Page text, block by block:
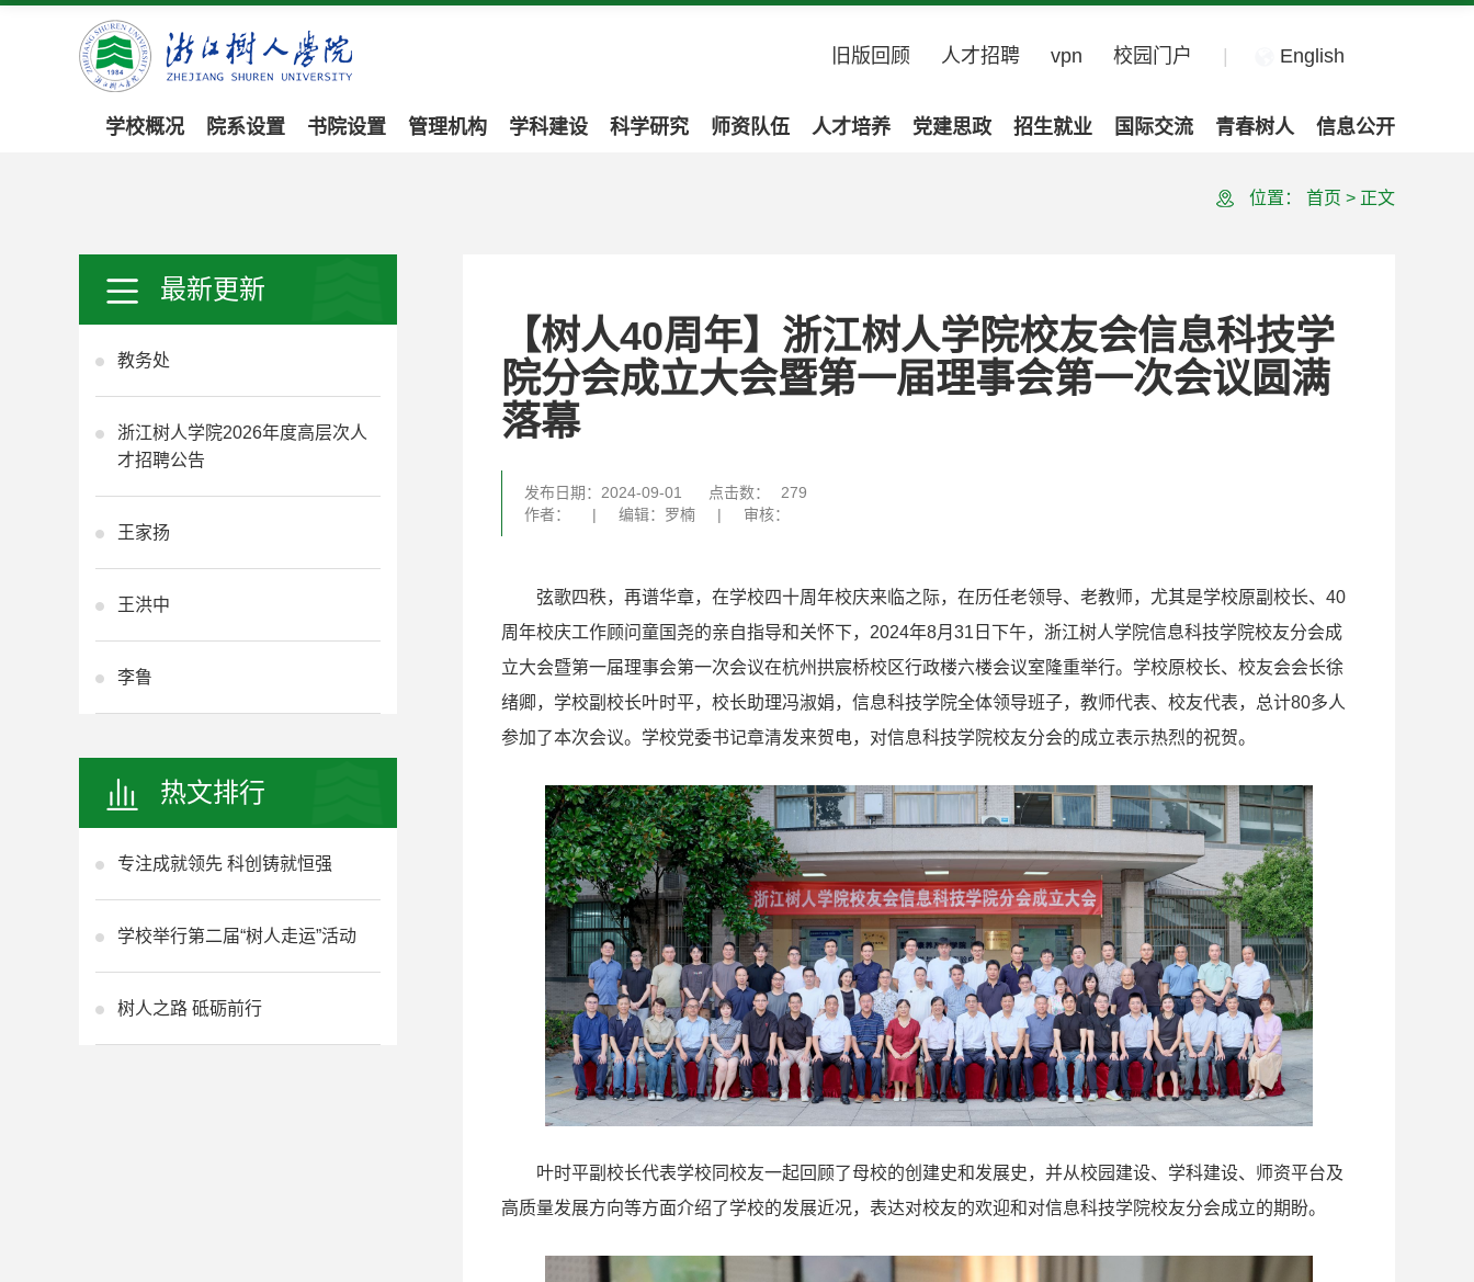
旧版回顾 人才招聘 vpn 校园门户 English
学校概况 院系设置 书院设置 管理机构 学科建设 科学研究 师资队伍 人才培养 党建思政 招生就业 国际交流 青春树人 信息公开
位置： 首页 > 正文
【树人40周年】浙江树人学院校友会信息科技学
院分会成立大会暨第一届理事会第一次会议圆满
落幕
发布日期：2024-09-01 点击数：
279
作者：
| 编辑：罗楠 | 审核：
弦歌四秩，再谱华章，在学校四十周年校庆来临之际，在历任老领导、老教师，尤其是学校原副校长、40
周年校庆工作顾问童国尧的亲自指导和关怀下，2024年8月31日下午，浙江树人学院信息科技学院校友分会成
立大会暨第一届理事会第一次会议在杭州拱宸桥校区行政楼六楼会议室隆重举行。学校原校长、校友会会长徐
绪卿，学校副校长叶时平，校长助理冯淑娟，信息科技学院全体领导班子，教师代表、校友代表，总计80多人
参加了本次会议。学校党委书记章清发来贺电，对信息科技学院校友分会的成立表示热烈的祝贺。
叶时平副校长代表学校同校友一起回顾了母校的创建史和发展史，并从校园建设、学科建设、师资平台及
高质量发展方向等方面介绍了学校的发展近况，表达对校友的欢迎和对信息科技学院校友分会成立的期盼。
最新更新
教务处
浙江树人学院2026年度高层次人
才招聘公告
王家扬
王洪中
李鲁
热文排行
专注成就领先 科创铸就恒强
学校举行第二届“树人走运”活动
树人之路 砥砺前行